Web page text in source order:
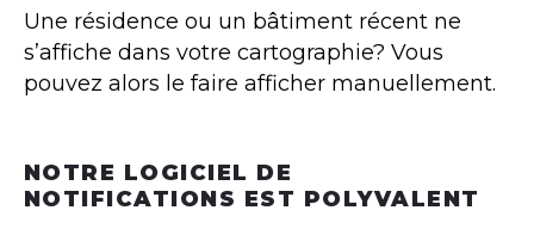
Une résidence ou un bâtiment récent ne
s’affiche dans votre cartographie? Vous
pouvez alors le faire afficher manuellement.
NOTRE LOGICIEL DE
NOTIFICATIONS EST POLYVALENT